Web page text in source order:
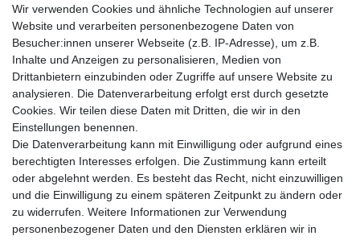
Newsletter
E-MAIL **
Einwilligung kann ich jederzeit widerrufen.**
Abonnieren
Wir verwenden Cookies und ähnliche Technologien auf unserer
Website und verarbeiten personenbezogene Daten von
Besucher:innen unserer Webseite (z.B. IP-Adresse), um z.B.
Inhalte und Anzeigen zu personalisieren, Medien von
Drittanbietern einzubinden oder Zugriffe auf unsere Website zu
analysieren. Die Datenverarbeitung erfolgt erst durch gesetzte
Cookies. Wir teilen diese Daten mit Dritten, die wir in den
Einstellungen benennen.
Die Datenverarbeitung kann mit Einwilligung oder aufgrund eines
berechtigten Interesses erfolgen. Die Zustimmung kann erteilt
oder abgelehnt werden. Es besteht das Recht, nicht einzuwilligen
und die Einwilligung zu einem späteren Zeitpunkt zu ändern oder
zu widerrufen. Weitere Informationen zur Verwendung
personenbezogener Daten und den Diensten erklären wir in